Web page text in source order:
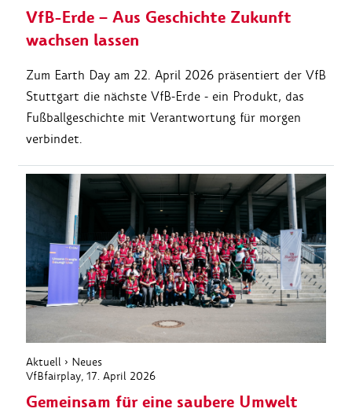
VfB-Erde – Aus Geschichte Zukunft
wachsen lassen
Zum Earth Day am 22. April 2026 präsentiert der VfB
Stuttgart die nächste VfB-Erde - ein Produkt, das
Fußballgeschichte mit Verantwortung für morgen
verbindet.
Aktuell › Neues
VfBfairplay, 17. April 2026
Gemeinsam für eine saubere Umwelt